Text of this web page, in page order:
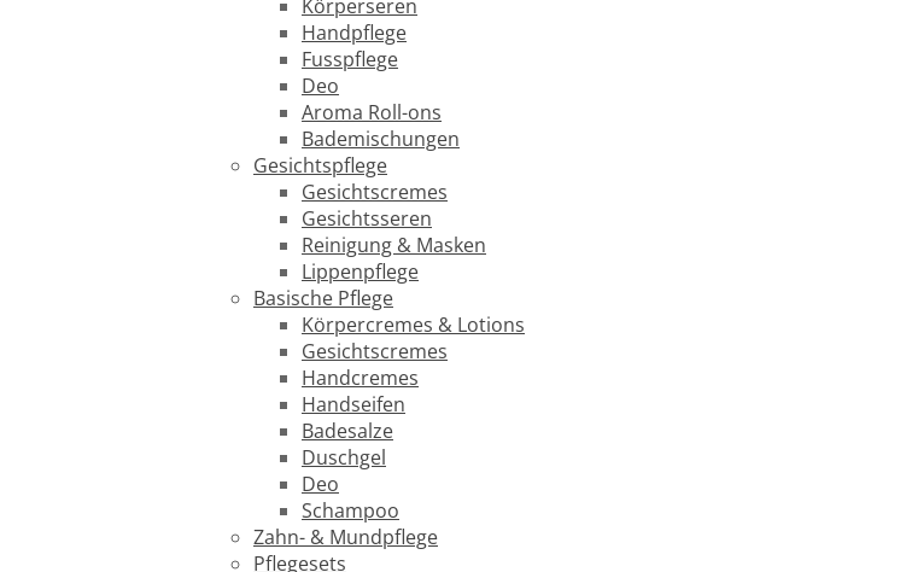
Körperseren
Handpflege
Fusspflege
Deo
Aroma Roll-ons
Bademischungen
Gesichtspflege
Gesichtscremes
Gesichtsseren
Reinigung & Masken
Lippenpflege
Basische Pflege
Körpercremes & Lotions
Gesichtscremes
Handcremes
Handseifen
Badesalze
Duschgel
Deo
Schampoo
Zahn- & Mundpflege
Pflegesets